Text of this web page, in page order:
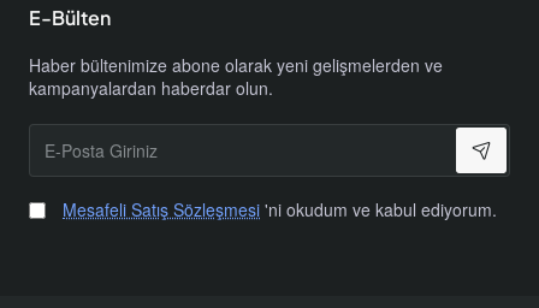
E-Bülten
Haber bültenimize abone olarak yeni gelişmelerden ve
kampanyalardan haberdar olun.
Posta
Giriniz
Mesafeli Satış Sözleşmesi 'ni okudum ve kabul ediyorum.